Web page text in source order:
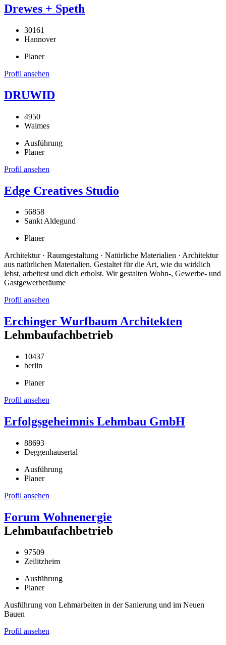
Drewes + Speth
30161
Hannover
Planer
Profil ansehen
DRUWID
4950
Waimes
Ausführung
Planer
Profil ansehen
Edge Creatives Studio
56858
Sankt Aldegund
Planer
Architektur · Raumgestaltung · Natürliche Materialien · Architektur
aus natürlichen Materialien. Gestaltet für die Art, wie du wirklich
lebst, arbeitest und dich erholst. Wir gestalten Wohn-, Gewerbe- und
Gastgewerberäume
Profil ansehen
Erchinger Wurfbaum Architekten
Lehmbaufachbetrieb
10437
berlin
Planer
Profil ansehen
Erfolgsgeheimnis Lehmbau GmbH
88693
Deggenhausertal
Ausführung
Planer
Profil ansehen
Forum Wohnenergie
Lehmbaufachbetrieb
97509
Zeilitzheim
Ausführung
Planer
Ausführung von Lehmarbeiten in der Sanierung und im Neuen
Bauen
Profil ansehen